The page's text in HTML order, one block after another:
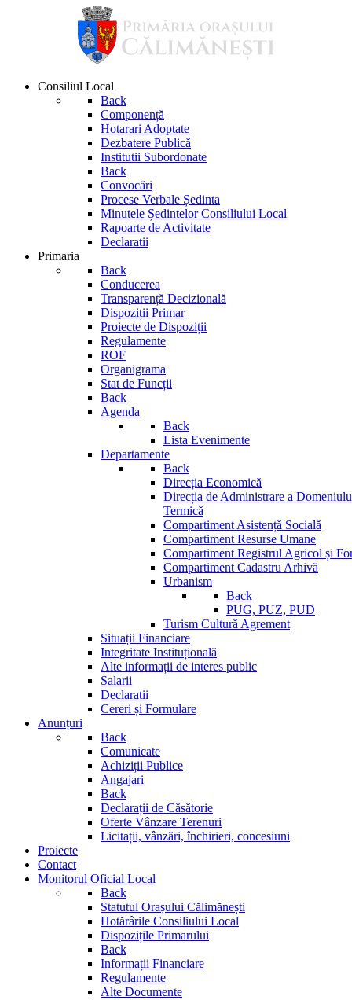
Consiliul Local
Back
Componență
Hotarari Adoptate
Dezbatere Publică
Institutii Subordonate
Back
Convocări
Procese Verbale Ședinta
Minutele Ședintelor Consiliului Local
Rapoarte de Activitate
Declaratii
Primaria
Back
Conducerea
Transparență Decizională
Dispoziții Primar
Proiecte de Dispoziții
Regulamente
ROF
Organigrama
Stat de Funcții
Back
Agenda
Back
Lista Evenimente
Departamente
Back
Direcția Economică
Direcția de Administrare a
Termică
Compartiment Asistență Socială
Compartiment Resurse Umane
Compartiment Registrul Agricol și
Compartiment Cadastru Arhivă
Urbanism
Back
PUG, PUZ, PUD
Turism Cultură Agrement
Situații Financiare
Integritate Instituțională
Alte informații de interes public
Salarii
Declaratii
Cereri și Formulare
Anunțuri
Back
Comunicate
Achiziții Publice
Angajari
Back
Declarații de Căsătorie
Oferte Vânzare Terenuri
Licitații, vânzări, închirieri, concesiuni
Proiecte
Contact
Monitorul Oficial Local
Back
Statutul Orașului Călimănești
Hotărârile Consiliului Local
Dispozițile Primarului
Back
Informații Financiare
Regulamente
Alte Documente